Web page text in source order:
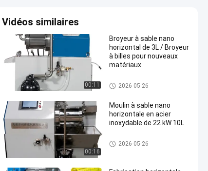
Vidéos similaires
00:11
Broyeur à sable nano
horizontal de 3L / Broyeur
à billes pour nouveaux
matériaux
Moulin nano de perle
2026-05-26
00:16
Moulin à sable nano
horizontale en acier
inoxydable de 22 kW 10L
Moulin nano de perle
2026-05-26